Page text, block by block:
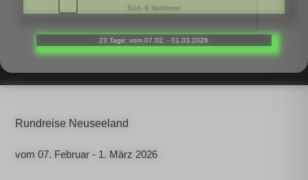
Süd- & Nordinsel
23 Tage: vom 07.02. - 01.03.2026
Rundreise Neuseeland
vom 07. Februar - 1. März 2026